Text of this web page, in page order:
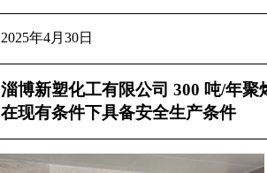
2025年4月 30日
淄博新塑化工有限公司 300 吨/年聚
在现有条件下具备安全生产条件